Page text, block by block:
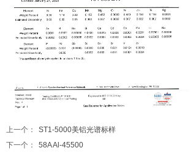
上一个：
ST1-5000美铝光谱标样
下一个：
58A Al-45500